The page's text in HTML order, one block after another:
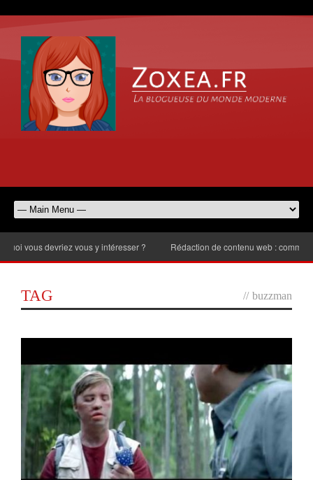
devriez vous y intéresser ? Rédaction de contenu web : comment
TAG // buzzman